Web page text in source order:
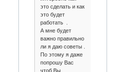
это сделать и как
это будет
работать .
А мне будет
важно правильно
ли я даю советы .
По этому я даже
попрошу Вас
чтоб Вы